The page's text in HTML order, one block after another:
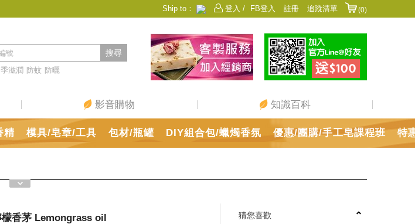
登入 / FB登入 註冊 追蹤清單
Ship to：
香港 日本 中國
澳門 美國 新加坡
滋潤 防蚊 防曬
搜尋
精 模具/皂章/工具 包材/瓶罐 DIY組合包/蠟燭香氛 優惠/團購/手工皂課程班 特
(0)
影音購物 知識百科
檬香茅 Lemongrass oil 猜您喜歡